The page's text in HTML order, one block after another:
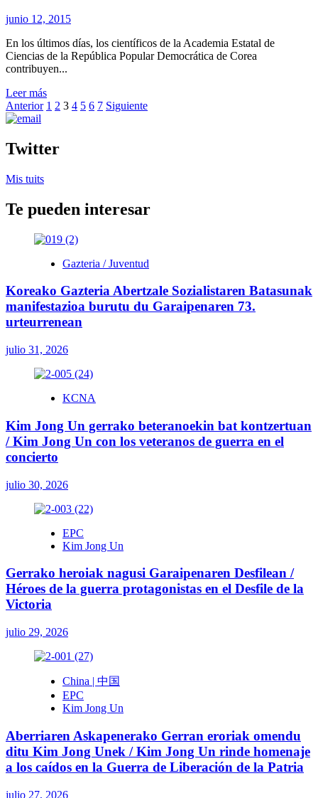
Discapacitados
junio 12, 2015
En los últimos días, los científicos de la Academia Estatal de
Ciencias de la República Popular Democrática de Corea
contribuyen...
Leer másLeer
más
de
de
de
carbón
Paginación
de
entradas
Anterior 1 2 3 4 5 6 7 Siguiente
Twitter
Mis tuits
Te pueden interesar
Gazteria / Juventud
Koreako Gazteria Abertzale Sozialistaren Batasunak
manifestazioa burutu du Garaipenaren 73.
urteurrenean
julio 31, 2026
KCNA
Kim Jong Un gerrako beteranoekin bat kontzertuan
/ Kim Jong Un con los veteranos de guerra en el
concierto
julio 30, 2026
EPC
Kim Jong Un
Gerrako heroiak nagusi Garaipenaren Desfilean /
Héroes de la guerra protagonistas en el Desfile de la
Victoria
julio 29, 2026
China | 中国
EPC
Kim Jong Un
Aberriaren Askapenerako Gerran eroriak omendu
ditu Kim Jong Unek / Kim Jong Un rinde homenaje
a los caídos en la Guerra de Liberación de la Patria
julio 27, 2026